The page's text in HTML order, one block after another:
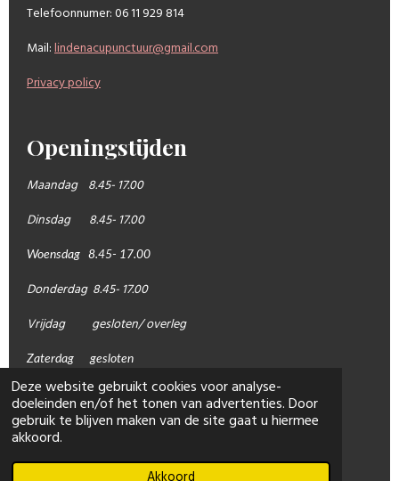
Deze website gebruikt cookies voor analyse-
doeleinden en/of het tonen van advertenties. Door
gebruik te blijven maken van de site gaat u hiermee
akkoord.
Telefoonnumer: 06 11 929 814
Mail:lindenacupunctuur@gmail.com
Privacy policy
Openingstijden
Maandag 8.45- 17.00
Dinsdag 8.45- 17.00
Woensdag 8.45- 17.00
Donderdag 8.45- 17.00
Vrijdag gesloten/ overleg
Zaterdag gesloten
Zondag gesloten
* Avond in overleg (zit vaak vol)